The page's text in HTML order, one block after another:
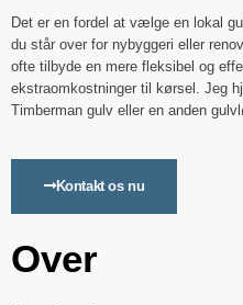
Det er en fordel at vælge en lokal
du står over for nybyggeri eller
ofte tilbyde en mere fleksibel og
ekstraomkostninger til kørsel. Jeg
Timberman gulv eller en anden
Kontakt os nu
Over